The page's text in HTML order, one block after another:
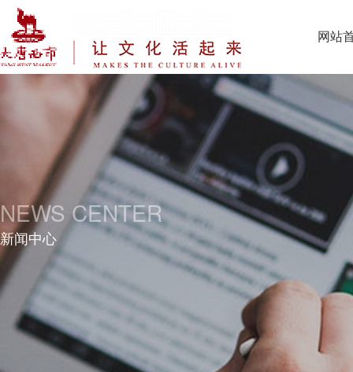
网站
NEWS CENTER
新闻中心